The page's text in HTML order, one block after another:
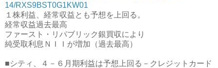
14/RXS9BST0G1KW01
１株利益、経常収益とも予想を上回る。
経常収益過去最高
ファースト・リパブリック銀買収により
純受取利息ＮＩＩが増加（過去最高）
■シティ、４－６月期利益は予想上回る－クレジットカード